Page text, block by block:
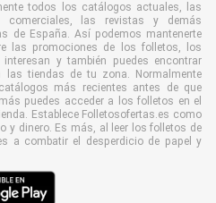
todos los catálogos actuales, las
comerciales, las revistas y demás
de España. Así podemos mantenerte
las promociones de los folletos, los
y también puedes encontrar
las tiendas de tu zona. Normalmente
más recientes antes de que
puedes acceder a los folletos en el
Establece Folletosofertas.es como
y dinero. Es más, al leer los folletos de
a combatir el desperdicio de papel y